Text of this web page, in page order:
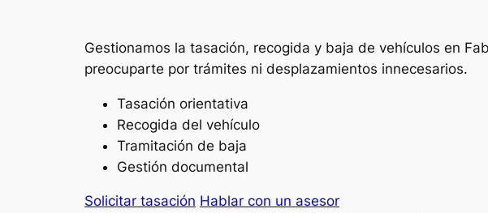
Gestionamos la tasación, recogida y baja de vehículos en
preocuparte por trámites ni desplazamientos innecesarios.
Tasación orientativa
Recogida del vehículo
Tramitación de baja
Gestión documental
Solicitar tasación Hablar con un asesor